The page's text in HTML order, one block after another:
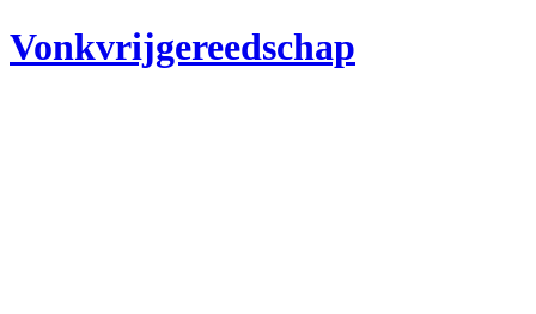
Vonkvrijgereedschap